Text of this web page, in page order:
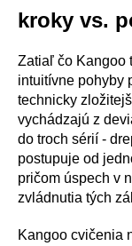
kroky vs.
Zatiaľ čo Kangoo
intuitívne pohyby
technicky
vychádzajú z
do troch sérií -
postupuje od
pričom úspech v
zvládnutia tých
Kangoo cvičenia